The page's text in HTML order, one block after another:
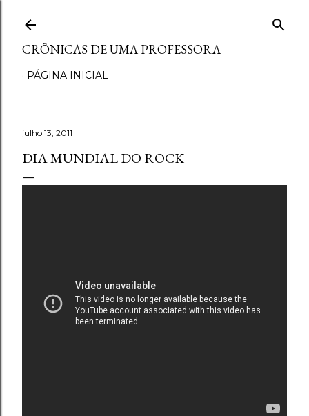
CRÔNICAS DE UMA PROFESSORA
PÁGINA INICIAL
julho 13, 2011
DIA MUNDIAL DO ROCK